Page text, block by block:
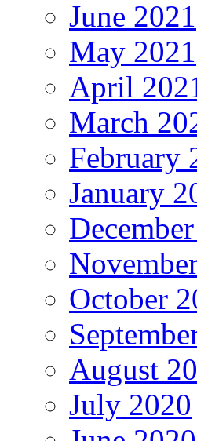
June 2021
May 2021
April
March
February
January
October
August
July 2020